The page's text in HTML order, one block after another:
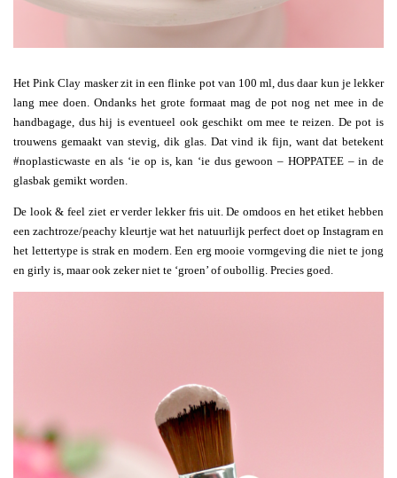
Het Pink Clay masker zit in een flinke pot van 100 ml, dus daar kun je lekker
lang mee doen. Ondanks het grote formaat mag de pot nog net mee in de
handbagage, dus hij is eventueel ook geschikt om mee te reizen. De pot is
trouwens gemaakt van stevig, dik glas. Dat vind ik fijn, want dat betekent
#noplasticwaste en als ‘ie op is, kan ‘ie dus gewoon – HOPPATEE – in de
glasbak gemikt worden.
De look & feel ziet er verder lekker fris uit. De omdoos en het etiket hebben
een zachtroze/peachy kleurtje wat het natuurlijk perfect doet op Instagram en
het lettertype is strak en modern. Een erg mooie vormgeving die niet te jong
en girly is, maar ook zeker niet te ‘groen’ of oubollig. Precies goed.